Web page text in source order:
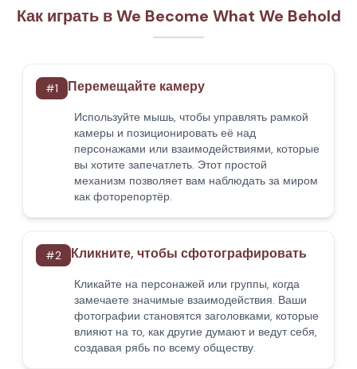
Как играть в We Become What We Behold
#1 Перемещайте камеру
Используйте мышь, чтобы управлять рамкой
камеры и позиционировать её над
персонажами или взаимодействиями, которые
вы хотите запечатлеть. Этот простой
механизм позволяет вам наблюдать за миром
как фоторепортёр.
#2 Кликните, чтобы сфотографировать
Кликайте на персонажей или группы, когда
замечаете значимые взаимодействия. Ваши
фотографии становятся заголовками, которые
влияют на то, как другие думают и ведут себя,
создавая рябь по всему обществу.